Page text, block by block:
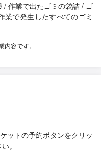
/ 作業で出たゴミの袋詰 / ゴ
業で発生したすべてのゴミ
容です。
ットの予約ボタンをクリッ
。